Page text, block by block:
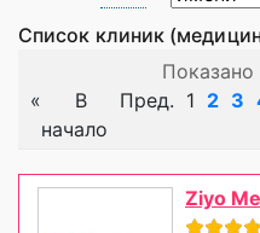
Список клиник
Показано
«
В
начало
Пред. 1 2 3
Ziyo